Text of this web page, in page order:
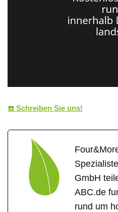
☎️ Schreiben Sie uns!
GmbH
ABC.de
rund um